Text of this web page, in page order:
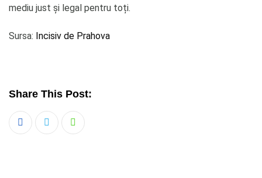
mediu just și legal pentru toți.
Sursa: Incisiv de Prahova
Share This Post:
Whatsapp